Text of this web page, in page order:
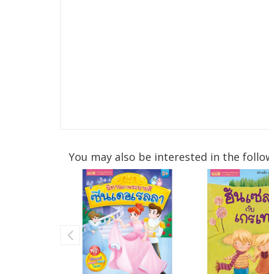
You may also be interested in the